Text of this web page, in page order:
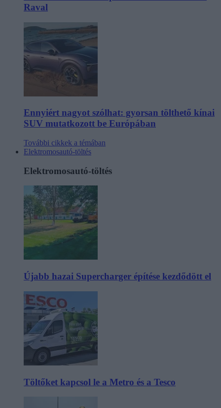
Raval
Ennyiért nagyot szólhat: gyorsan tölthető kínai
SUV mutatkozott be Európában
További cikkek a témában
Elektromosautó-töltés
Elektromosautó-töltés
Újabb hazai Supercharger építése kezdődött el
Töltőket kapcsol le a Metro és a Tesco